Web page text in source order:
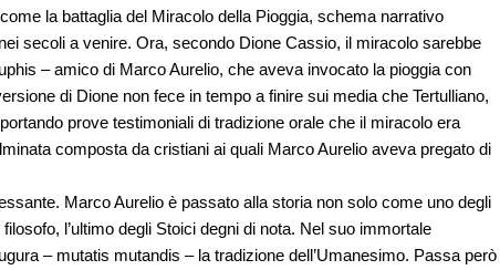
la battaglia del Miracolo della Pioggia, schema narrativo
secoli a venire. Ora, secondo Dione Cassio, il miracolo sarebbe
– amico di Marco Aurelio, che aveva invocato la pioggia con
di Dione non fece in tempo a finire sui media che Tertulliano,
prove testimoniali di tradizione orale che il miracolo era
composta da cristiani ai quali Marco Aurelio aveva pregato di
Marco Aurelio è passato alla storia non solo come uno degli
l’ultimo degli Stoici degni di nota. Nel suo immortale
– mutatis mutandis – la tradizione dell’Umanesimo. Passa però